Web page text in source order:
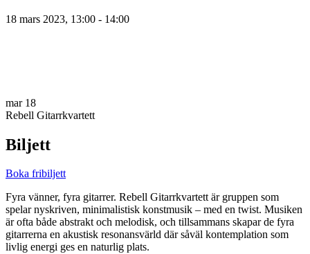
18 mars 2023, 13:00 - 14:00
mar 18
Rebell Gitarrkvartett
Biljett
Boka fribiljett
Fyra vänner, fyra gitarrer. Rebell Gitarrkvartett är gruppen som
spelar nyskriven, minimalistisk konstmusik – med en twist. Musiken
är ofta både abstrakt och melodisk, och tillsammans skapar de fyra
gitarrerna en akustisk resonansvärld där såväl kontemplation som
livlig energi ges en naturlig plats.